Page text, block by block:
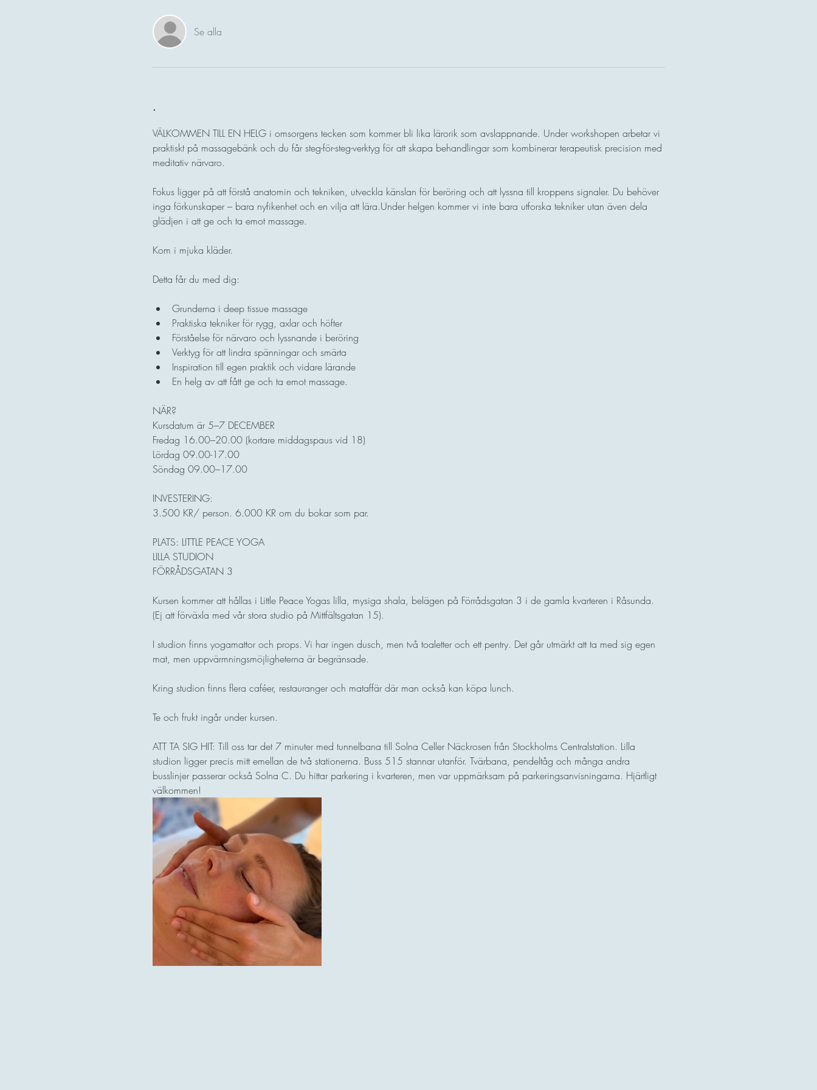
Se alla
.
VÄLKOMMEN TILL EN HELG i omsorgens tecken som kommer bli lika lärorik som avslappnande. Under workshopen arbetar vi
praktiskt på massagebänk och du får steg-för-steg-verktyg för att skapa behandlingar som kombinerar terapeutisk precision med
meditativ närvaro.
Fokus ligger på att förstå anatomin och tekniken, utveckla känslan för beröring och att lyssna till kroppens signaler. Du behöver
inga förkunskaper – bara nyfikenhet och en vilja att lära.Under helgen kommer vi inte bara utforska tekniker utan även dela
glädjen i att ge och ta emot massage.
Kom i mjuka kläder.​​
Detta får du med dig:
Grunderna i deep tissue massage
Praktiska tekniker för rygg, axlar och höfter
Förståelse för närvaro och lyssnande i beröring
Verktyg för att lindra spänningar och smärta
Inspiration till egen praktik och vidare lärande
En helg av att fått ge och ta emot massage.
NÄR?
Kursdatum är 5–7 DECEMBER
Fredag 16.00–20.00 (kortare middagspaus vid 18)
Lördag 09.00-17.00
Söndag 09.00–17.00
INVESTERING:
3.500 KR/ person. 6.000 KR om du bokar som par.
PLATS:​ LITTLE PEACE YOGA
LILLA STUDION
FÖRRÅDSGATAN 3
Kursen kommer att hållas i Little Peace Yogas lilla, mysiga shala, belägen på Förrådsgatan 3 i de gamla kvarteren i Råsunda.
(Ej att förväxla med vår stora studio på Mittfältsgatan 15).
I studion finns yogamattor och props. Vi har ingen dusch, men två toaletter och ett pentry. Det går utmärkt att ta med sig egen
mat, men uppvärmningsmöjligheterna är begränsade.
Kring studion finns flera caféer, restauranger och mataffär där man också kan köpa lunch.
Te och frukt ingår under kursen.
ATT TA SIG HIT: Till oss tar det 7 minuter med tunnelbana till Solna Celler Näckrosen från Stockholms Centralstation. Lilla
studion ligger precis mitt emellan de två stationerna. Buss 515 stannar utanför. Tvärbana, pendeltåg och många andra
busslinjer passerar också Solna C. Du hittar parkering i kvarteren, men var uppmärksam på parkeringsanvisningarna. Hjärtligt
välkommen!